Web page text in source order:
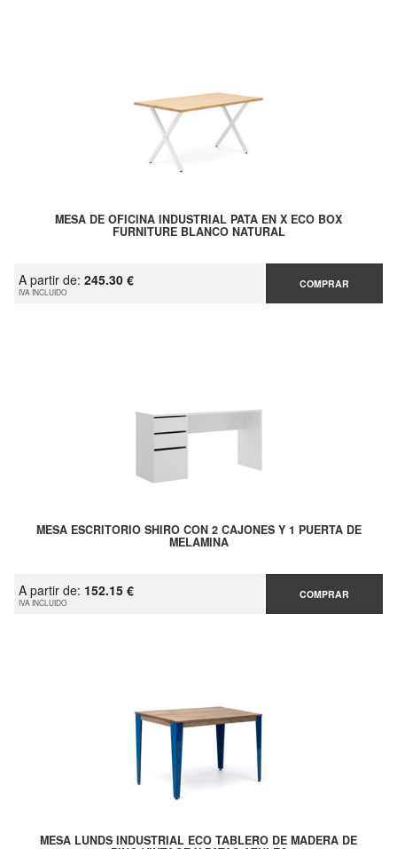
MESA DE OFICINA INDUSTRIAL PATA EN X ECO BOX
FURNITURE BLANCO NATURAL
A partir de: 245.30 €
IVA INCLUIDO
COMPRAR
MESA ESCRITORIO SHIRO CON 2 CAJONES Y 1 PUERTA DE
MELAMINA
A partir de: 152.15 €
IVA INCLUIDO
COMPRAR
MESA LUNDS INDUSTRIAL ECO TABLERO DE MADERA DE